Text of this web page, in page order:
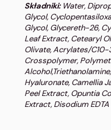
Składniki:Water,
Glycol,
Glycol, Glycereth-26,
Leaf Extract, Cetearyl
Olivate, Acrylates/
Crosspolymer,
Hyaluronate, Camellia
Peel Extract, Opuntia
Extract, Disodium EDTA